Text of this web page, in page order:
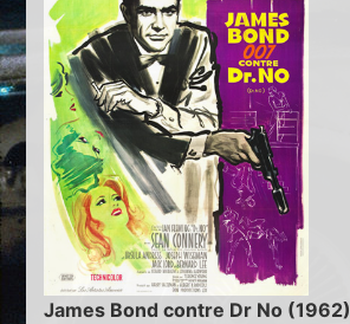
James Bond contre Dr No (1962)